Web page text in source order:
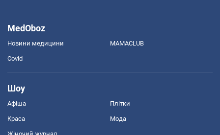
MedOboz
Новини медицини MAMACLUB
Covid
Шоу
Афіша Плітки
Краса Мода